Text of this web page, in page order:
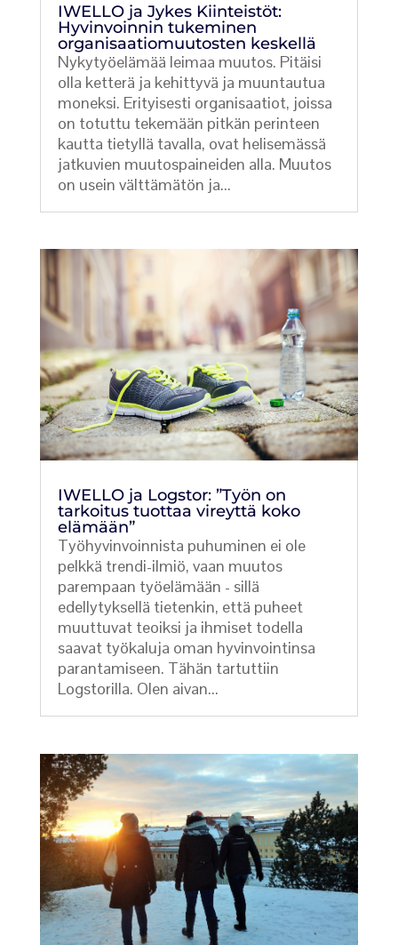
IWELLO ja Jykes Kiinteistöt:
Hyvinvoinnin tukeminen
organisaatiomuutosten keskellä
Nykytyöelämää leimaa muutos. Pitäisi
olla ketterä ja kehittyvä ja muuntautua
moneksi. Erityisesti organisaatiot, joissa
on totuttu tekemään pitkän perinteen
kautta tietyllä tavalla, ovat helisemässä
jatkuvien muutospaineiden alla. Muutos
on usein välttämätön ja...
IWELLO ja Logstor: ”Työn on
tarkoitus tuottaa vireyttä koko
elämään”
Työhyvinvoinnista puhuminen ei ole
pelkkä trendi-ilmiö, vaan muutos
parempaan työelämään - sillä
edellytyksellä tietenkin, että puheet
muuttuvat teoiksi ja ihmiset todella
saavat työkaluja oman hyvinvointinsa
parantamiseen. Tähän tartuttiin
Logstorilla. Olen aivan...